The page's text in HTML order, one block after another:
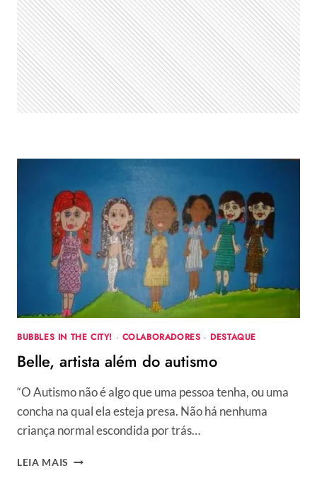
FRANÇA
BUBBLES IN THE CITY! · COLABORADORES · DESTAQUE
Belle, artista além do autismo
“O Autismo não é algo que uma pessoa tenha, ou uma
concha na qual ela esteja presa. Não há nenhuma
criança normal escondida por trás…
LEIA MAIS BELLE,